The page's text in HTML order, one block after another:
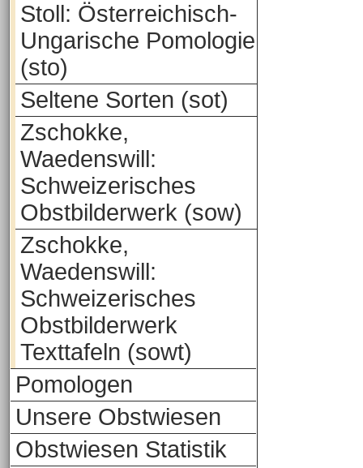
Stoll: Österreichisch-
Ungarische Pomologie
(sto)
Seltene Sorten (sot)
Zschokke,
Waedenswill:
Schweizerisches
Obstbilderwerk (sow)
Zschokke,
Waedenswill:
Schweizerisches
Obstbilderwerk
Texttafeln (sowt)
Pomologen
Unsere Obstwiesen
Obstwiesen Statistik